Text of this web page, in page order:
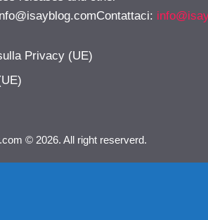
:
Privacy (UE)
© 2026. All right reserverd.